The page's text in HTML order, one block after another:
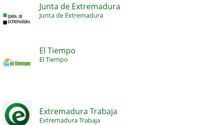
Junta de Extremadura
Junta de Extremadura
El Tiempo
El Tiempo
Extremadura Trabaja
Extremadura Trabaja